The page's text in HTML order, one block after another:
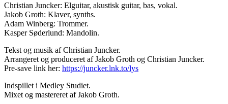
Christian Juncker: Elguitar, akustisk guitar, bas, vokal.
Jakob Groth: Klaver, synths.
Adam Winberg: Trommer.
Kasper Søderlund: Mandolin.
Tekst og musik af Christian Juncker.
Arrangeret og produceret af Jakob Groth og Christian Juncker.
Pre-save link her: https://juncker.lnk.to/lys
Indspillet i Medley Studiet.
Mixet og mastereret af Jakob Groth.